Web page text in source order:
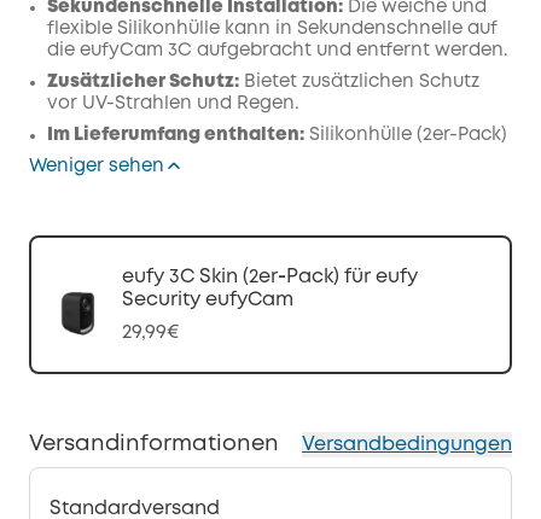
Sekundenschnelle Installation: Die weiche und
flexible Silikonhülle kann in Sekundenschnelle auf
die eufyCam 3C aufgebracht und entfernt werden.
Zusätzlicher Schutz: Bietet zusätzlichen Schutz
vor UV-Strahlen und Regen.
Im Lieferumfang enthalten: Silikonhülle (2er-Pack)
Weniger sehen
eufy 3C Skin (2er‑Pack) für eufy
Security eufyCam
29,99€
Versandinformationen Versandbedingungen
Standardversand